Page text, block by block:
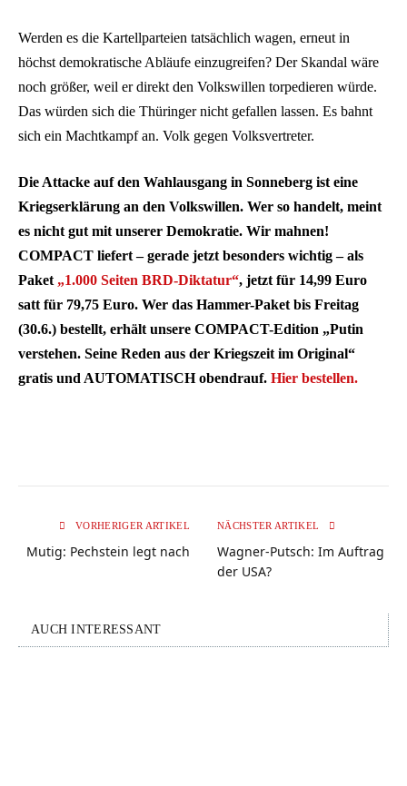
Werden es die Kartellparteien tatsächlich wagen, erneut in
höchst demokratische Abläufe einzugreifen? Der Skandal wäre
noch größer, weil er direkt den Volkswillen torpedieren würde.
Das würden sich die Thüringer nicht gefallen lassen. Es bahnt
sich ein Machtkampf an. Volk gegen Volksvertreter.
Die Attacke auf den Wahlausgang in Sonneberg ist eine
Kriegserklärung an den Volkswillen. Wer so handelt, meint
es nicht gut mit unserer Demokratie. Wir mahnen!
COMPACT liefert – gerade jetzt besonders wichtig – als
Paket „1.000 Seiten BRD-Diktatur“, jetzt für 14,99 Euro
satt für 79,75 Euro. Wer das Hammer-Paket bis Freitag
(30.6.) bestellt, erhält unsere COMPACT-Edition „Putin
verstehen. Seine Reden aus der Kriegszeit im Original“
gratis und AUTOMATISCH obendrauf. Hier bestellen.
VORHERIGER ARTIKEL
Mutig: Pechstein legt nach
NÄCHSTER ARTIKEL
Wagner-Putsch: Im Auftrag
der USA?
AUCH INTERESSANT